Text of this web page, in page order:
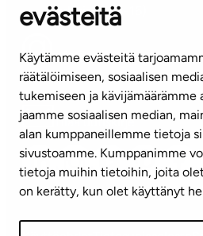
evästeitä
Käytämme evästeitä
räätälöimiseen, sosiaalisen
tukemiseen ja kävijämäärämme
jaamme sosiaalisen median,
alan kumppaneillemme tietoja
sivustoamme. Kumppanimme
tietoja muihin tietoihin, joita
on kerätty, kun olet käyttänyt
(arkisin klo 8-16)
info@ta.fi
Tilaa uutiskirje